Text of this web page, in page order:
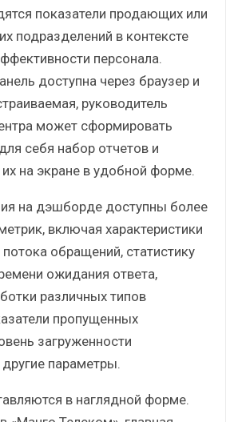
показатели продающих или
подразделений в контексте
персонала.
доступна через браузер и
руководитель
может сформировать
себя набор отчетов и
их на экране в удобной форме.
на дэшборде доступны более
включая характеристики
потока обращений, статистику
ожидания ответа,
различных типов
пропущенных
загруженности
параметры.
в наглядной форме.